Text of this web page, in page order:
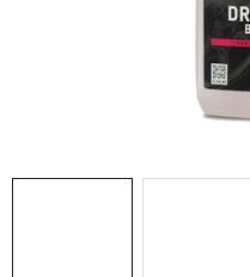
PRODÁVANÉ ZNAČKY
BYDLENÍ